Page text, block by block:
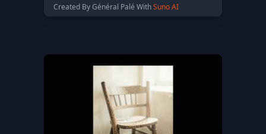
envoyer le plafond
Created By Général Palé WithSuno AI